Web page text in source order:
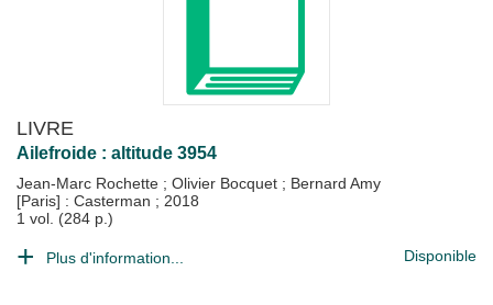
LIVRE
Ailefroide : altitude 3954
Jean-Marc Rochette ; Olivier Bocquet ; Bernard Amy
[Paris] : Casterman ; 2018
1 vol. (284 p.)
Plus d'information... Disponible